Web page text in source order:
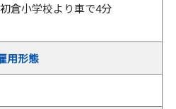
倉小学校より車で4分
用形態